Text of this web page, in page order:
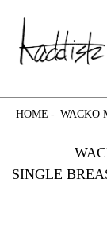
HOME WACKO
SINGLE